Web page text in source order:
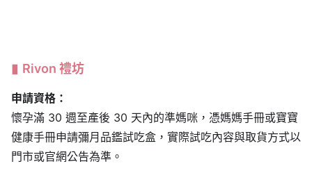
Rivon 禮坊
申請資格：
懷孕滿 30 週至產後 30 天內的準媽咪，憑媽媽手冊或寶寶
健康手冊申請彌月品鑑試吃盒，實際試吃內容與取貨方式以
門市或官網公告為準。